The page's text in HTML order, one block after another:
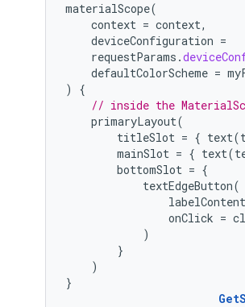
materialScope(
context = context,
deviceConfiguration =
requestParams .
defaultColorScheme =
)
{
// inside the
primaryLayout(
titleSlot = { text(
mainSlot = { text(
bottomSlot = {
textEdgeButton(
labelContent
onClick =
)
}
)
}